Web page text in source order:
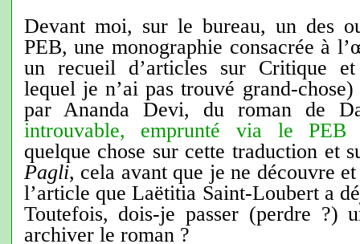
Devant moi, sur le bureau, un des
PEB, une monographie consacrée à
un recueil d’articles sur Critique
lequel je n’ai pas trouvé grand-
par Ananda Devi, du roman de
introuvable, emprunté via le PEB
quelque chose sur cette traduction et
Pagli, cela avant que je ne découvre
l’article que Laëtitia Saint-Loubert a
Toutefois, dois-je passer (perdre ?)
archiver le roman ?